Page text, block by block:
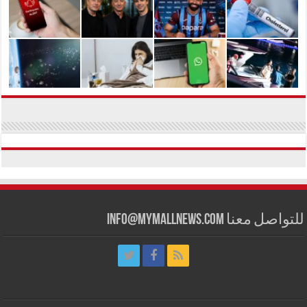
للتواصل معنا info@mymallnews.com